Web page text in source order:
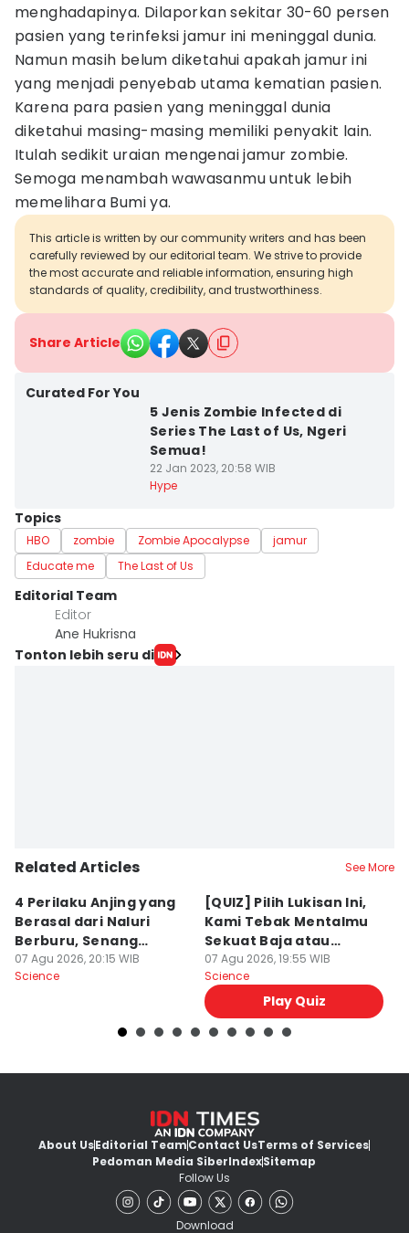
menghadapinya. Dilaporkan sekitar 30-60 persen
pasien yang terinfeksi jamur ini meninggal dunia.
Namun masih belum diketahui apakah jamur ini
yang menjadi penyebab utama kematian pasien.
Karena para pasien yang meninggal dunia
diketahui masing-masing memiliki penyakit lain.
Itulah sedikit uraian mengenai jamur zombie.
Semoga menambah wawasanmu untuk lebih
memelihara Bumi ya.
This article is written by our community writers and has been
carefully reviewed by our editorial team. We strive to provide
the most accurate and reliable information, ensuring high
standards of quality, credibility, and trustworthiness.
Share Article
Curated For You
5 Jenis Zombie Infected di
Series The Last of Us, Ngeri
Semua!
22 Jan 2023, 20:58 WIB
Hype
Topics
HBO zombie Zombie Apocalypse
jamur
Educate me
The Last of Us
Editorial Team
Editor
Ane Hukrisna
Tonton lebih seru di
Related Articles See More
4 Perilaku Anjing yang
Berasal dari Naluri
Berburu, Senang
Mengejar!
07 Agu 2026, 20:15 WIB
Science
[QUIZ] Pilih Lukisan Ini,
Kami Tebak Mentalmu
Sekuat Baja atau
Sebaliknya
07 Agu 2026, 19:55 WIB
Science
Play Quiz
About UsEditorial TeamContact UsTerms of Services
Pedoman Media SiberIndexSitemap
Follow Us
Download